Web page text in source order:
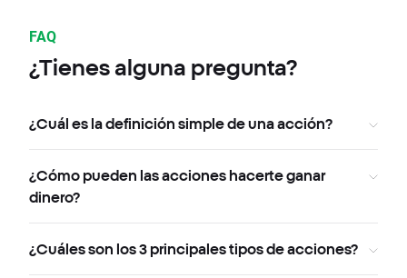
FAQ
¿Tienes alguna pregunta?
¿Cuál es la definición simple de una acción?
¿Cómo pueden las acciones hacerte ganar
dinero?
¿Cuáles son los 3 principales tipos de acciones?